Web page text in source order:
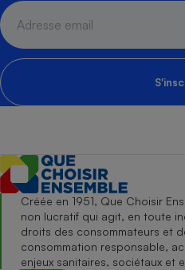
Créée en 1951, Que Choisir
non lucratif qui agit, en toute
droits des consommateurs et
consommation responsable,
enjeux sanitaires, sociétaux et